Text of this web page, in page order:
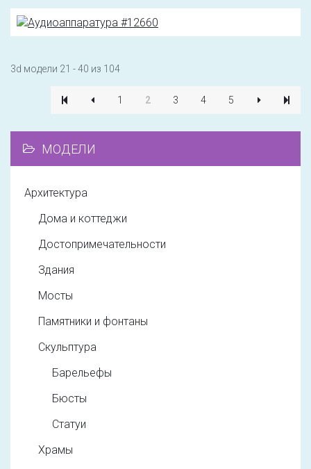
3d модели 21 - 40 из 104
1 2 3 4 5
МОДЕЛИ
Архитектура
Дома и коттеджи
Достопримечательности
Здания
Мосты
Памятники и фонтаны
Скульптура
Барельефы
Бюсты
Статуи
Храмы